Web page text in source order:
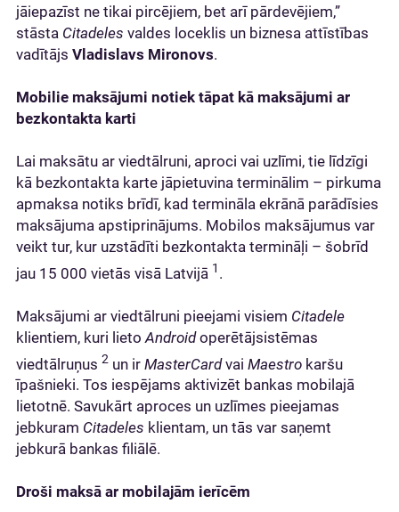
jāiepazīst ne tikai pircējiem, bet arī pārdevējiem,”
stāsta Citadeles valdes loceklis un biznesa attīstības
vadītājs Vladislavs Mironovs.
Mobilie maksājumi notiek tāpat kā maksājumi ar
bezkontakta karti
Lai maksātu ar viedtālruni, aproci vai uzlīmi, tie līdzīgi
kā bezkontakta karte jāpietuvina terminālim – pirkuma
apmaksa notiks brīdī, kad termināla ekrānā parādīsies
maksājuma apstiprinājums. Mobilos maksājumus var
veikt tur, kur uzstādīti bezkontakta termināļi – šobrīd
jau 15 000 vietās visā Latvijā 1 .
Maksājumi ar viedtālruni pieejami visiem Citadele
klientiem, kuri lieto Androidoperētājsistēmas
viedtālruņus 2 un ir MasterCardvai Maestro karšu
īpašnieki. Tos iespējams aktivizēt bankas mobilajā
lietotnē. Savukārt aproces un uzlīmes pieejamas
jebkuram Citadeles klientam, un tās var saņemt
jebkurā bankas filiālē.
Droši maksā ar mobilajām ierīcēm